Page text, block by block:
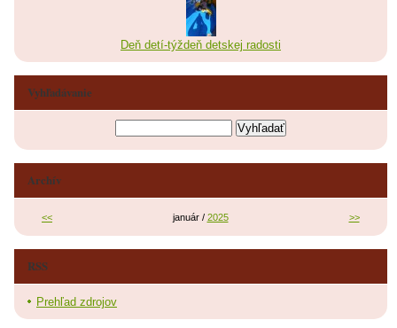
Deň detí-týždeň detskej radosti
Vyhľadávanie
Archív
<< január / 2025 >>
RSS
Prehľad zdrojov